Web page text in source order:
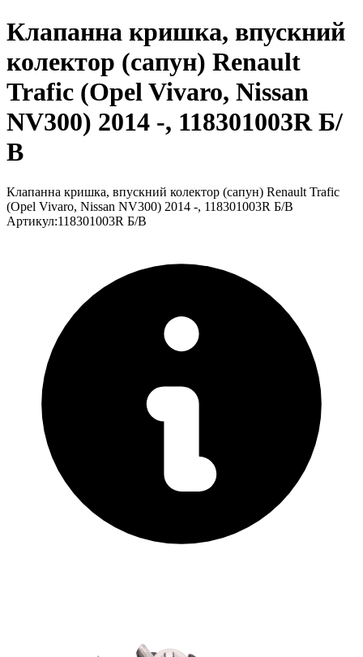
Клапанна кришка, впускний
колектор (сапун) Renault
Trafic (Opel Vivaro, Nissan
NV300) 2014 -, 118301003R Б/
В
Клапанна кришка, впускний колектор (сапун) Renault Trafic
(Opel Vivaro, Nissan NV300) 2014 -, 118301003R Б/В
Артикул:118301003R Б/В